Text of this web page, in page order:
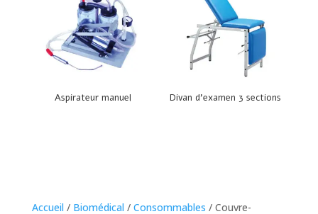
Aspirateur manuel Divan d’examen 3 sections
Accueil / Biomédical / Consommables / Couvre-